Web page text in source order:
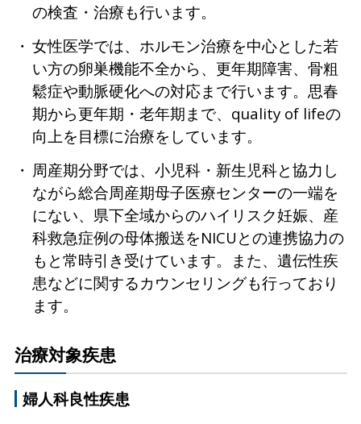
の検査・治療も行います。
女性医学では、ホルモン治療を中心とした若
い方の卵巣機能不全から、更年期障害、骨粗
鬆症や動脈硬化への対応まで行います。思春
期から更年期・老年期まで、quality of lifeの
向上を目標に治療をしています。
周産期分野では、小児科・新生児科と協力し
ながら総合周産期母子医療センターの一端を
にない、県下全域からのハイリスク妊娠、産
科救急症例の母体搬送をNICUとの連携協力の
もと常時引き受けています。また、遺伝性疾
患などに関するカウンセリングも行っており
ます。
治療対象疾患
婦人科良性疾患